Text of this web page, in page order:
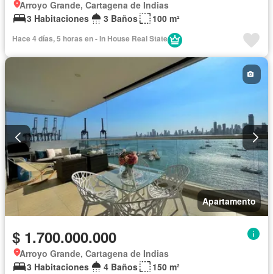
Arroyo Grande, Cartagena de Indias
3 Habitaciones
3 Baños 100 m²
Hace 4 días, 5 horas en - In House Real State
Apartamento
$ 1.700.000.000
Arroyo Grande, Cartagena de Indias
3 Habitaciones
4 Baños
150 m²